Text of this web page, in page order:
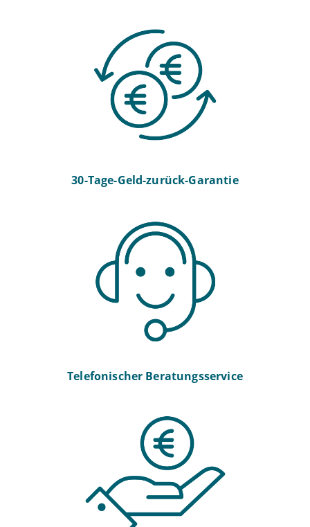
30-Tage-Geld-zurück-Garantie
Telefonischer Beratungsservice